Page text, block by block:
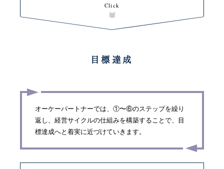
目標達成
オーケーパートナーでは、①〜⑥のステップを繰り
返し、経営サイクルの仕組みを構築することで、目
標達成へと着実に近づけていきます。